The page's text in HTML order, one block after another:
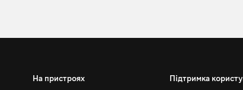
На пристроях Підтримка